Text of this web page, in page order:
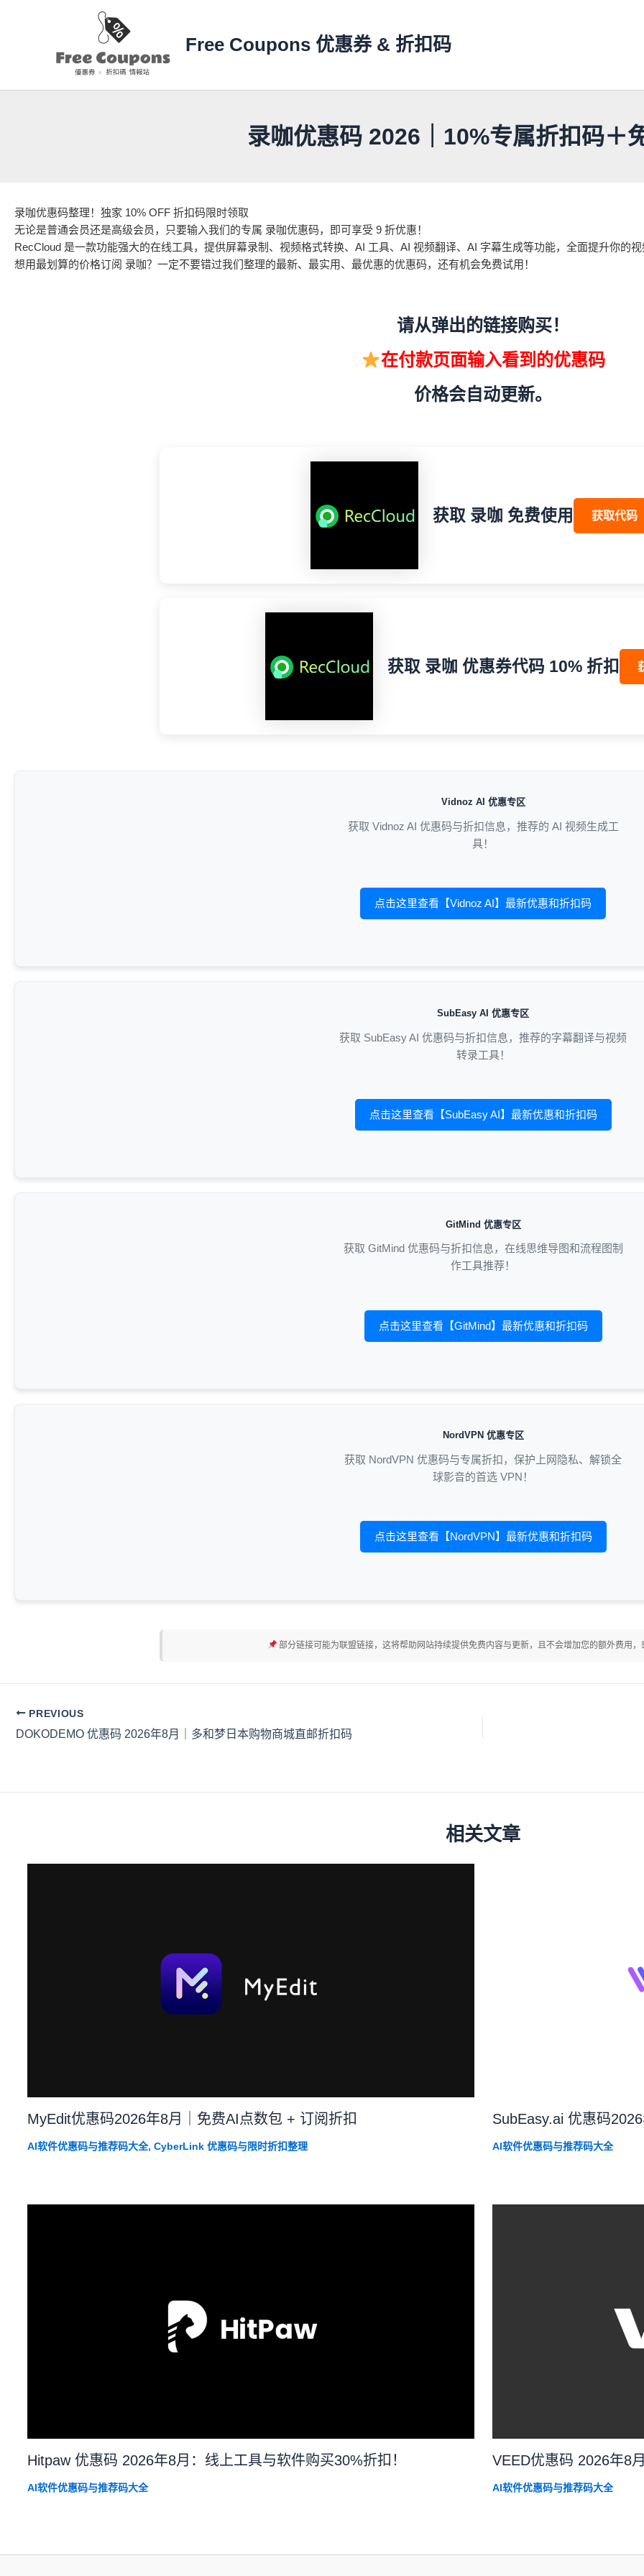
Free Coupons 优惠券 & 折扣码
录咖优惠码 2026｜10%专属折扣码＋
录咖优惠码整理！独家 10% OFF 折扣码限时领取
无论是普通会员还是高级会员，只要输入我们的专属 录咖优惠码，即可享受 9 折优惠！
RecCloud 是一款功能强大的在线工具，提供屏幕录制、视频格式转换、AI 工具、AI 视频翻译、AI 字幕生成等功能，全面提升你的
想用最划算的价格订阅 录咖？一定不要错过我们整理的最新、最实用、最优惠的优惠码，还有机会免费试用！
请从弹出的链接购买！
在付款页面输入看到的优惠码
价格会自动更新。
获取 录咖 免费使用 获取代码
获取 录咖 优惠券代码 10% 折扣
Vidnoz AI 优惠专区
获取 Vidnoz AI 优惠码与折扣信息，推荐的 AI 视频生成工
具！
点击这里查看【Vidnoz AI】最新优惠和折扣码
SubEasy AI 优惠专区
获取 SubEasy AI 优惠码与折扣信息，推荐的字幕翻译与视频
转录工具！
点击这里查看【SubEasy AI】最新优惠和折扣码
GitMind 优惠专区
获取 GitMind 优惠码与折扣信息，在线思维导图和流程图制
作工具推荐！
点击这里查看【GitMind】最新优惠和折扣码
NordVPN 优惠专区
获取 NordVPN 优惠码与专属折扣，保护上网隐私、解锁全
球影音的首选 VPN！
点击这里查看【NordVPN】最新优惠和折扣码
部分链接可能为联盟链接，这将帮助网站持续提供免费内容与更新，且不会增加您的额外费用
PREVIOUS
DOKODEMO 优惠码 2026年8月｜多和梦日本购物商城直邮折扣码
相关文章
MyEdit优惠码2026年8月｜免费AI点数包 + 订阅折扣
AI软件优惠码与推荐码大全, CyberLink 优惠码与限时折扣整理
SubEasy.ai 优惠码
AI软件优惠码与推荐码大全
Hitpaw 优惠码 2026年8月：线上工具与软件购买30%折扣！
AI软件优惠码与推荐码大全
VEED优惠码 2026年8
AI软件优惠码与推荐码大全